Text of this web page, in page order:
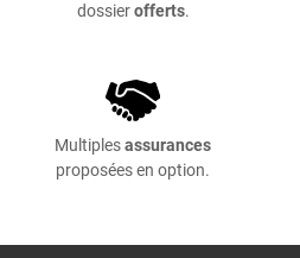
dossierofferts.
Multiplesassurances
proposées en option.